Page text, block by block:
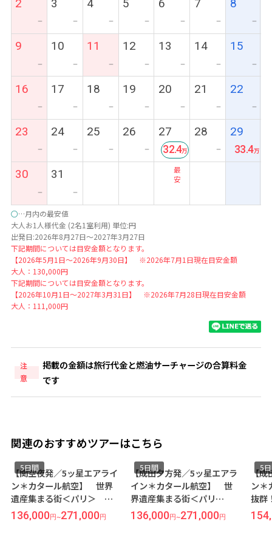
2
ー
3
ー
4
ー
5
ー
6
ー
7
ー
8
ー
9
ー
10
ー
11
ー
12
ー
13
ー
14
ー
15
ー
16
ー
17
ー
18
ー
19
ー
20
ー
21
ー
22
ー
23
ー
24
ー
25
ー
26
ー
27
最
安
32.4
28
ー
29
33.4
30
ー
31
ー
○…月内の最安値
大人お1人様代金 (2名1室利用) 単位:円
出発日:2026年8月27日～2027年3月27日
下記期間については目安金額となります。
【2026年5月1日～2026年9月30日】 ※2026年7月1日現在目安金額
大人：130,000円
下記期間については目安金額となります。
【2026年10月1日～2027年3月31日】 ※2026年7月28日現在目安金額
大人：111,000円
注
意
掲載の金額は旅行代金と燃油サーチャージの合算料金
です
関連のおすすめツアーはこちら
【関空夜発／5ッ星エアライ
ン＊カタール航空】 世界
遺産集まる街＜パリ＞ 5
日間（価格重視ホテル）
5日間
136,000円~271,000円
【成田夕方発／5ッ星エアラ
イン＊カタール航空】 世
界遺産集まる街＜パリ
＞ 5日間（価格重視ホテ
5日間
136,000円~271,000円
【
ン＊
抜群
歩圏
ス
5